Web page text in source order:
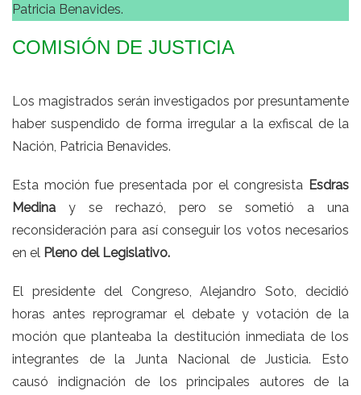
Patricia Benavides.
COMISIÓN DE JUSTICIA
Los magistrados serán investigados por presuntamente
haber suspendido de forma irregular a la exfiscal de la
Nación, Patricia Benavides.
Esta moción fue presentada por el congresista Esdras
Medina y se rechazó, pero se sometió a una
reconsideración para así conseguir los votos necesarios
en el Pleno del Legislativo.
El presidente del Congreso, Alejandro Soto, decidió
horas antes reprogramar el debate y votación de la
moción que planteaba la destitución inmediata de los
integrantes de la Junta Nacional de Justicia. Esto
causó indignación de los principales autores de la